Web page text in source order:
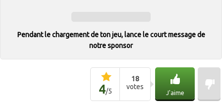
Pendant le chargement de ton jeu, lance le court message de
notre sponsor
4/5
18
votes
J'aime